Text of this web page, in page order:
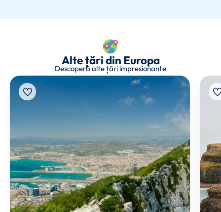
Alte țări din Europa
Descoperă alte țări impresionante